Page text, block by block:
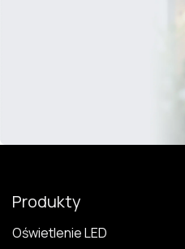
Produkty
Oświetlenie LED